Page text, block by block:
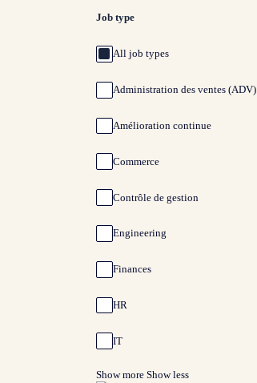
Job type
All job types
Administration des ventes (ADV)
Amélioration continue
Commerce
Contrôle de gestion
Engineering
Finances
HR
IT
Show more Show less